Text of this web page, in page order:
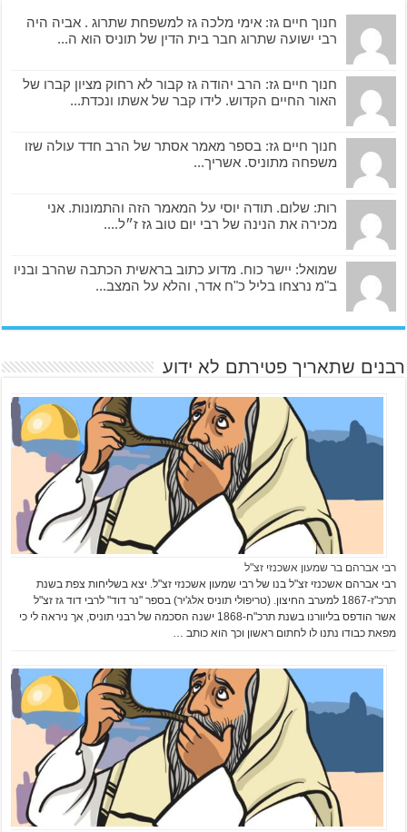
חנוך חיים גז: אימי מלכה גז למשפחת שתרוג . אביה היה
רבי ישועה שתרוג חבר בית הדין של תוניס הוא ה...
חנוך חיים גז: הרב יהודה גז קבור לא רחוק מציון קברו של
האור החיים הקדוש. לידו קבר של אשתו ונכדת...
חנוך חיים גז: בספר מאמר אסתר של הרב חדד עולה שזו
משפחה מתוניס. אשריך...
רות: שלום. תודה יוסי על המאמר הזה והתמונות. אני
מכירה את הנינה של רבי יום טוב גז ז״ל....
שמואל: יישר כוח. מדוע כתוב בראשית הכתבה שהרב ובניו
ב"מ נרצחו בליל כ"ח אדר, והלא על המצב...
רבנים שתאריך פטירתם לא ידוע
רבי אברהם בר שמעון אשכנזי זצ"ל
רבי אברהם אשכנזי זצ"ל בנו של רבי שמעון אשכנזי זצ"ל. יצא בשליחות צפת בשנת
תרכ"ז-1867 למערב החיצון. (טריפולי תוניס אלג'יר) בספר "נר דוד" לרבי דוד גז זצ"ל
אשר הודפס בליוורנו בשנת תרכ"ח-1868 ישנה הסכמה של רבני תוניס, אך ניראה לי כי
מפאת כבודו נתנו לו לחתום ראשון וכך הוא כותב …